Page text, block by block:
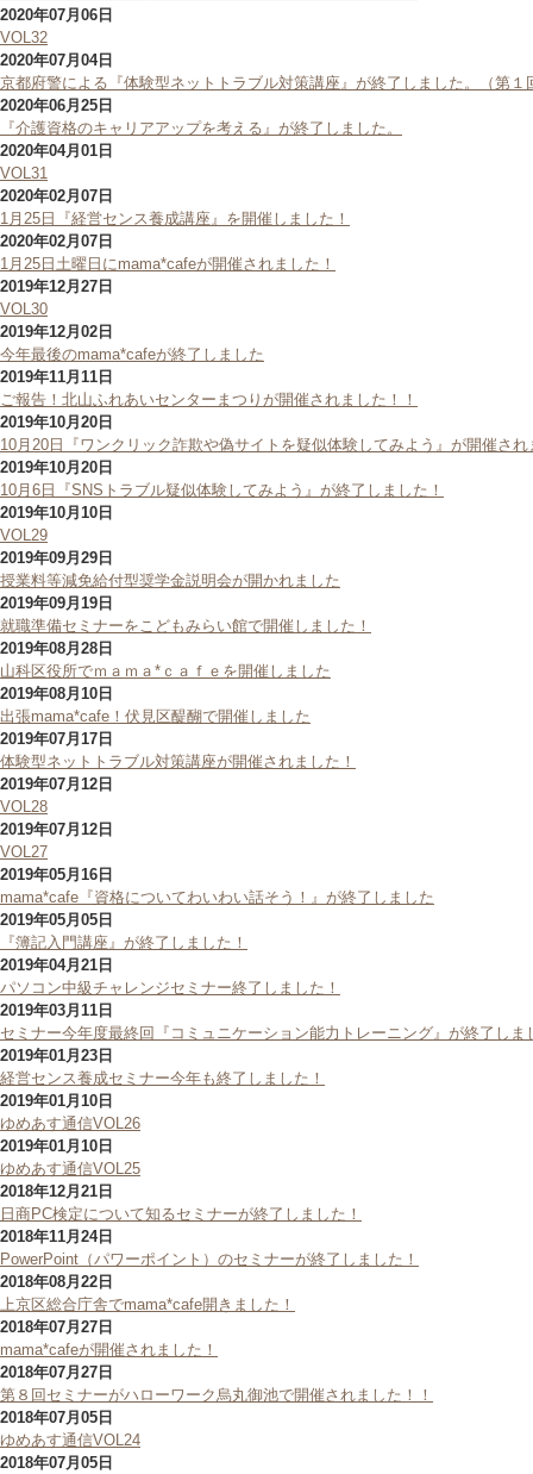
2020年07月06日
VOL32
2020年07月04日
京都府警による『体験型ネットトラブル対策講座』が終了しました。（第１
2020年06月25日
『介護資格のキャリアアップを考える』が終了しました。
2020年04月01日
VOL31
2020年02月07日
1月25日『経営センス養成講座』を開催しました！
2020年02月07日
1月25日土曜日にmama*cafeが開催されました！
2019年12月27日
VOL30
2019年12月02日
今年最後のmama*cafeが終了しました
2019年11月11日
ご報告！北山ふれあいセンターまつりが開催されました！！
2019年10月20日
10月20日『ワンクリック詐欺や偽サイトを疑似体験してみよう』が開催され
2019年10月20日
10月6日『SNSトラブル疑似体験してみよう』が終了しました！
2019年10月10日
VOL29
2019年09月29日
授業料等減免給付型奨学金説明会が開かれました
2019年09月19日
就職準備セミナーをこどもみらい館で開催しました！
2019年08月28日
山科区役所でｍａｍａ*ｃａｆｅを開催しました
2019年08月10日
出張mama*cafe！伏見区醍醐で開催しました
2019年07月17日
体験型ネットトラブル対策講座が開催されました！
2019年07月12日
VOL28
2019年07月12日
VOL27
2019年05月16日
mama*cafe『資格についてわいわい話そう！』が終了しました
2019年05月05日
『簿記入門講座』が終了しました！
2019年04月21日
パソコン中級チャレンジセミナー終了しました！
2019年03月11日
セミナー今年度最終回『コミュニケーション能力トレーニング』が終了しま
2019年01月23日
経営センス養成セミナー今年も終了しました！
2019年01月10日
ゆめあす通信VOL26
2019年01月10日
ゆめあす通信VOL25
2018年12月21日
日商PC検定について知るセミナーが終了しました！
2018年11月24日
PowerPoint（パワーポイント）のセミナーが終了しました！
2018年08月22日
上京区総合庁舎でmama*cafe開きました！
2018年07月27日
mama*cafeが開催されました！
2018年07月27日
第８回セミナーがハローワーク烏丸御池で開催されました！！
2018年07月05日
ゆめあす通信VOL24
2018年07月05日